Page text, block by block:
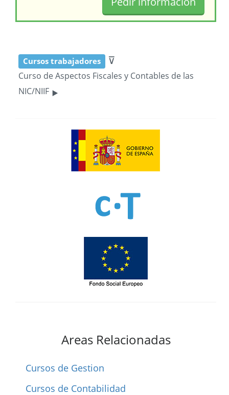
Cursos trabajadores ⊽
Curso de Aspectos Fiscales y Contables de las
NIC/NIIF ‣
Areas Relacionadas
Cursos de Gestion
Cursos de Contabilidad